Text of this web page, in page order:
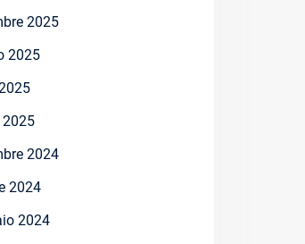
2025
2025
2025
2024
2024
2024